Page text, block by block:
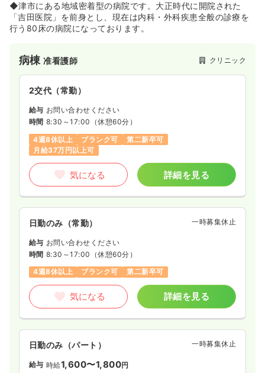
◆津市にある地域密着型の病院です。大正時代に開院された
「吉田医院」を前身とし、現在は内科・外科疾患全般の診療を
行う80床の病院になっております。
病棟准看護師 クリニック
2交代（常勤）
給与 お問い合わせください
時間 8:30～17:00 （休憩60分）
4週8休以上
ブランク可
第二新卒可
月給37万円以上可
気になる 詳細を見る
日勤のみ（常勤） 一時募集休止
給与 お問い合わせください
時間 8:30～17:00 （休憩60分）
4週8休以上
ブランク可 第二新卒可
気になる 詳細を見る
日勤のみ（パート） 一時募集休止
給与 時給1,600〜1,800円